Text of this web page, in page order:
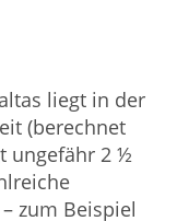
liegt in der
(berechnet
ungefähr 2 ½
zum Beispiel